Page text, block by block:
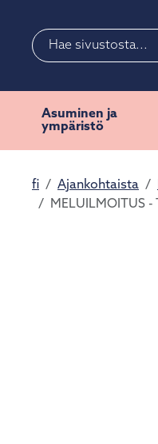
käytettävissä
oleva
tulos
ylös-
alasnuolilla.
Siirry
Asuminen ja
ympäristö
fi Ajankohtaista
MELUILMOITUS -